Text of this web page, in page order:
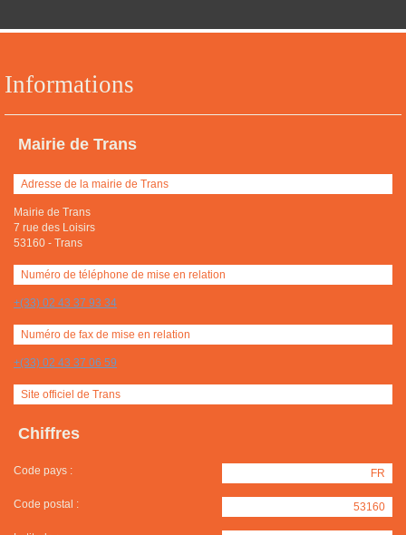
Informations
Mairie de Trans
Adresse de la mairie de Trans
Mairie de Trans
7 rue des Loisirs
53160 - Trans
Numéro de téléphone de mise en relation
+(33) 02 43 37 93 34
Numéro de fax de mise en relation
+(33) 02 43 37 06 59
Site officiel de Trans
Chiffres
Code pays : FR
Code postal : 53160